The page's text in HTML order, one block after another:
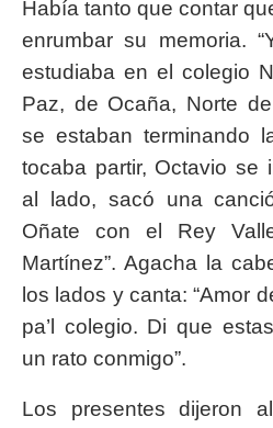
Había tanto que contar
enrumbar su memoria.
estudiaba en el colegio
Paz, de Ocaña, Norte
se estaban terminando
tocaba partir, Octavio se
al lado, sacó una
Oñate con el Rey
Martínez”. Agacha la
los lados y canta: “Amor
pa’l colegio. Di que
un rato conmigo”.
Los presentes dijeron